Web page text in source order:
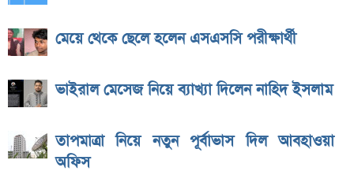
মেয়ে থেকে ছেলে হলেন এসএসসি পরীক্ষার্থী
ভাইরাল মেসেজ নিয়ে ব্যাখ্যা দিলেন নাহিদ ইসলাম
তাপমাত্রা নিয়ে নতুন পূর্বাভাস দিল আবহাওয়া
অফিস